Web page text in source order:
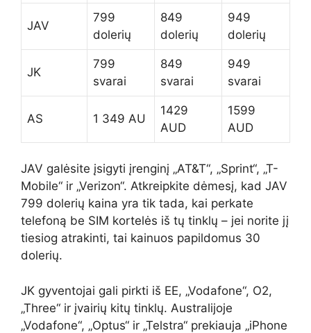
JAV
799
dolerių
849
dolerių
949
dolerių
JK
799
svarai
849
svarai
949
svarai
AS 1 349 AU
1429
AUD
1599
AUD
JAV galėsite įsigyti įrenginį „AT&T“, „Sprint“, „T-
Mobile“ ir „Verizon“. Atkreipkite dėmesį, kad JAV
799 dolerių kaina yra tik tada, kai perkate
telefoną be SIM kortelės iš tų tinklų – jei norite jį
tiesiog atrakinti, tai kainuos papildomus 30
dolerių.
JK gyventojai gali pirkti iš EE, „Vodafone“, O2,
„Three“ ir įvairių kitų tinklų. Australijoje
„Vodafone“, „Optus“ ir „Telstra“ prekiauja „iPhone